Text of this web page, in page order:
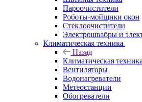
Пароочистители
Роботы-мойщики окон
Стеклоочистители
Электрошвабры и
Климатическая техника
Назад
Климатическая техника
Вентиляторы
Водонагреватели
Метеостанции
Обогреватели